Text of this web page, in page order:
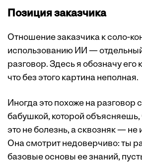
Позиция заказчика
Отношение заказчика к соло-
использованию ИИ —
разговор. Здесь я обозначу его
что без этого картина неполная.
Иногда это похоже на разговор
бабушкой, которой
это не болезнь, а сквозняк — не
Она смотрит недоверчиво: ты
базовые основы ее знаний,